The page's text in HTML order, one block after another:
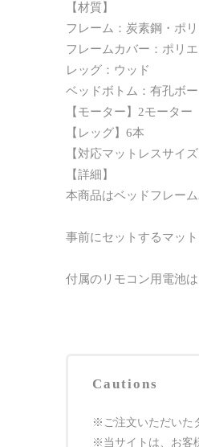
【材質】
フレーム：炭素鋼・ポ
フレームカバー：ポリ
レッグ：ウッド
ベッドボトム：有孔ボ
【モーター】2モーター
【レッグ】6本
【対応マットレスサイ
【詳細】
本商品はベッドフレー
事前にセットするマッ
付属のリモコン用電池
Cautions
※ご注文いただいた
※当サイトは、お客